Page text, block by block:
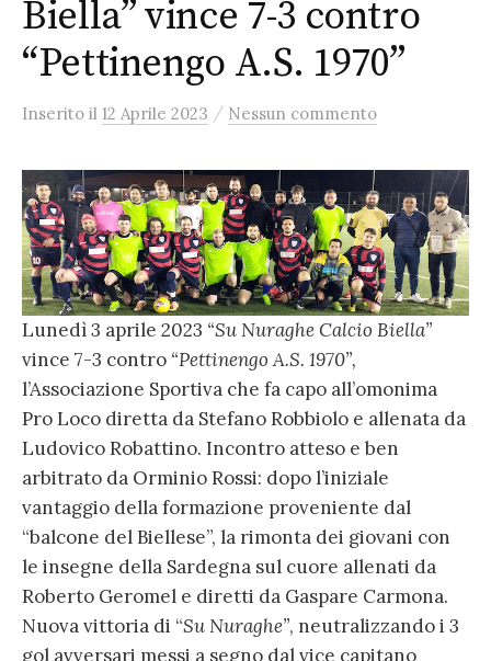
Biella” vince 7-3 contro
“Pettinengo A.S. 1970”
Inserito il 12 Aprile 2023 / Nessun commento
Lunedì 3 aprile 2023 “Su Nuraghe Calcio Biella”
vince 7-3 contro “Pettinengo A.S. 1970”,
l’Associazione Sportiva che fa capo all’omonima
Pro Loco diretta da Stefano Robbiolo e allenata da
Ludovico Robattino. Incontro atteso e ben
arbitrato da Orminio Rossi: dopo l’iniziale
vantaggio della formazione proveniente dal
“balcone del Biellese”, la rimonta dei giovani con
le insegne della Sardegna sul cuore allenati da
Roberto Geromel e diretti da Gaspare Carmona.
Nuova vittoria di “Su Nuraghe”, neutralizzando i 3
gol avversari messi a segno dal vice capitano